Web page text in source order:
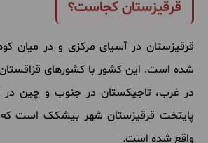
قرقیزستان کجاست؟
قرقیزستان در آسیای مرکزی و در میان
شده است. این کشور با کشورهای
در غرب، تاجیکستان در جنوب و چین
پایتخت قرقیزستان شهر بیشکک است
واقع شده است.